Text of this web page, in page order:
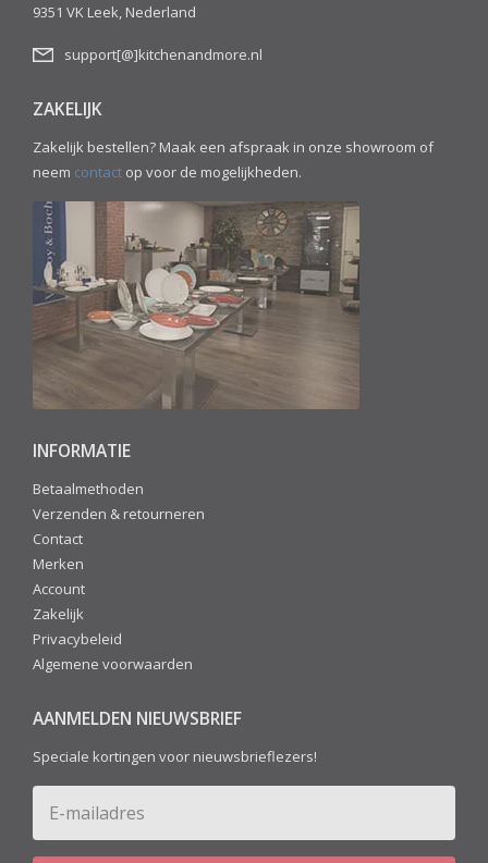
9351 VK Leek, Nederland
support[@]kitchenandmore.nl
ZAKELIJK
Zakelijk bestellen? Maak een afspraak in onze showroom of
neem contact op voor de mogelijkheden.
INFORMATIE
Betaalmethoden
Verzenden & retourneren
Contact
Merken
Account
Zakelijk
Privacybeleid
Algemene voorwaarden
AANMELDEN NIEUWSBRIEF
Speciale kortingen voor nieuwsbrieflezers!